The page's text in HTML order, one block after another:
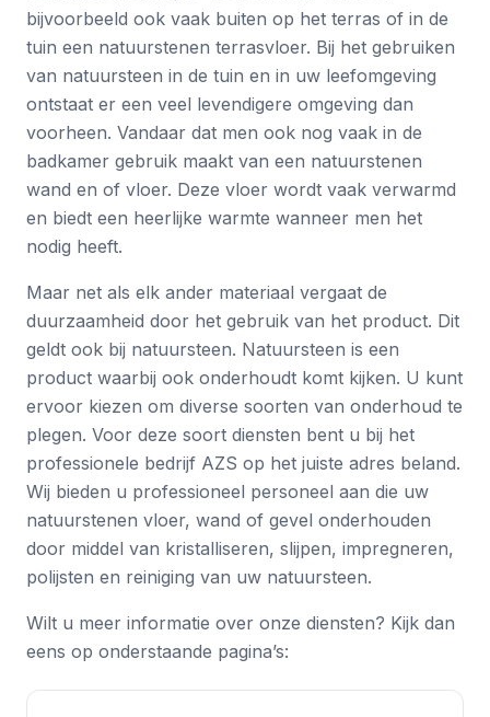
bijvoorbeeld ook vaak buiten op het terras of in de
tuin een natuurstenen terrasvloer. Bij het gebruiken
van natuursteen in de tuin en in uw leefomgeving
ontstaat er een veel levendigere omgeving dan
voorheen. Vandaar dat men ook nog vaak in de
badkamer gebruik maakt van een natuurstenen
wand en of vloer. Deze vloer wordt vaak verwarmd
en biedt een heerlijke warmte wanneer men het
nodig heeft.
Maar net als elk ander materiaal vergaat de
duurzaamheid door het gebruik van het product. Dit
geldt ook bij natuursteen. Natuursteen is een
product waarbij ook onderhoudt komt kijken. U kunt
ervoor kiezen om diverse soorten van onderhoud te
plegen. Voor deze soort diensten bent u bij het
professionele bedrijf AZS op het juiste adres beland.
Wij bieden u professioneel personeel aan die uw
natuurstenen vloer, wand of gevel onderhouden
door middel van kristalliseren, slijpen, impregneren,
polijsten en reiniging van uw natuursteen.
Wilt u meer informatie over onze diensten? Kijk dan
eens op onderstaande pagina’s: